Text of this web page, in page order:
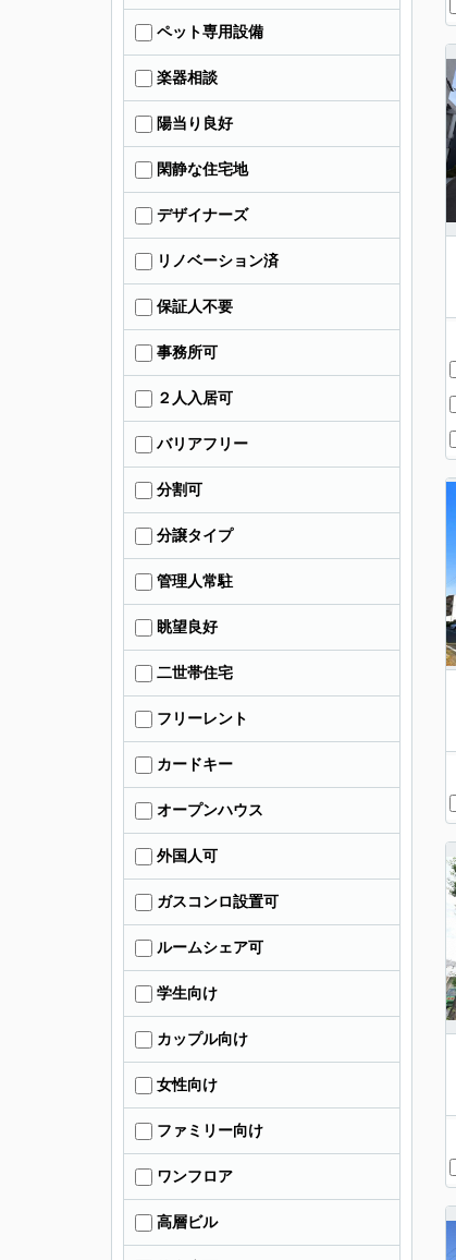
ペット専用設備
楽器相談
陽当り良好
閑静な住宅地
デザイナーズ
リノベーション済
保証人不要
事務所可
２人入居可
バリアフリー
分割可
分譲タイプ
管理人常駐
眺望良好
二世帯住宅
フリーレント
カードキー
オープンハウス
外国人可
ガスコンロ設置可
ルームシェア可
学生向け
カップル向け
女性向け
ファミリー向け
ワンフロア
高層ビル